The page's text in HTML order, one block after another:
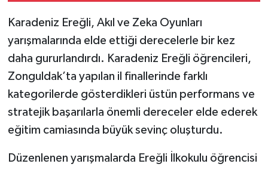
Karadeniz Ereğli, Akıl ve Zeka Oyunları
yarışmalarında elde ettiği derecelerle bir kez
daha gururlandırdı. Karadeniz Ereğli öğrencileri,
Zonguldak’ta yapılan il finallerinde farklı
kategorilerde gösterdikleri üstün performans ve
stratejik başarılarla önemli dereceler elde ederek
eğitim camiasında büyük sevinç oluşturdu.
Düzenlenen yarışmalarda Ereğli İlkokulu öğrencisi
Tüm Makaleler
Tüm Haberler
Videolu Haberler
Son Dakika